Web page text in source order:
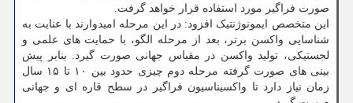
صورت فراگیر مورد استفاده قرار خواهد گرفت.
این متخصص ایمونوژنتیک افزود: در این مرحله امیدوارند با عنایت به
شناسایی واکسن برتر، بعد از مرحله الگو، با حمایت های علمی و
لجستیکی، تولید واکسن در مقیاس جهانی صورت گیرد. بنابر پیش
بینی های صورت گرفته مرحله دوم چیزی حدود بین ۱۰ تا ۱۵ سال
زمان نیاز دارد تا واکسیناسیون فراگیر در سطح قاره ای و جهانی